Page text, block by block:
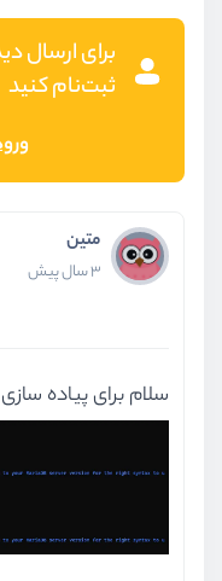
برای ارسال
ثبت‌نام کنید
متین
3 سال پیش
سلام برای پیاده